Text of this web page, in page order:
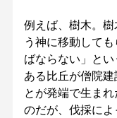
例えば、樹木。
う神に移動して
ばならない」とい
ある比丘が僧院
とが発端で生ま
のだが、伐採に